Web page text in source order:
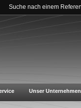
Suche nach einem
Unser Unternehmen